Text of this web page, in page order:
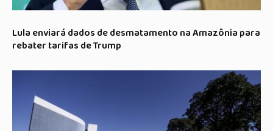
Lula enviará dados de desmatamento na Amazônia para
rebater tarifas de Trump